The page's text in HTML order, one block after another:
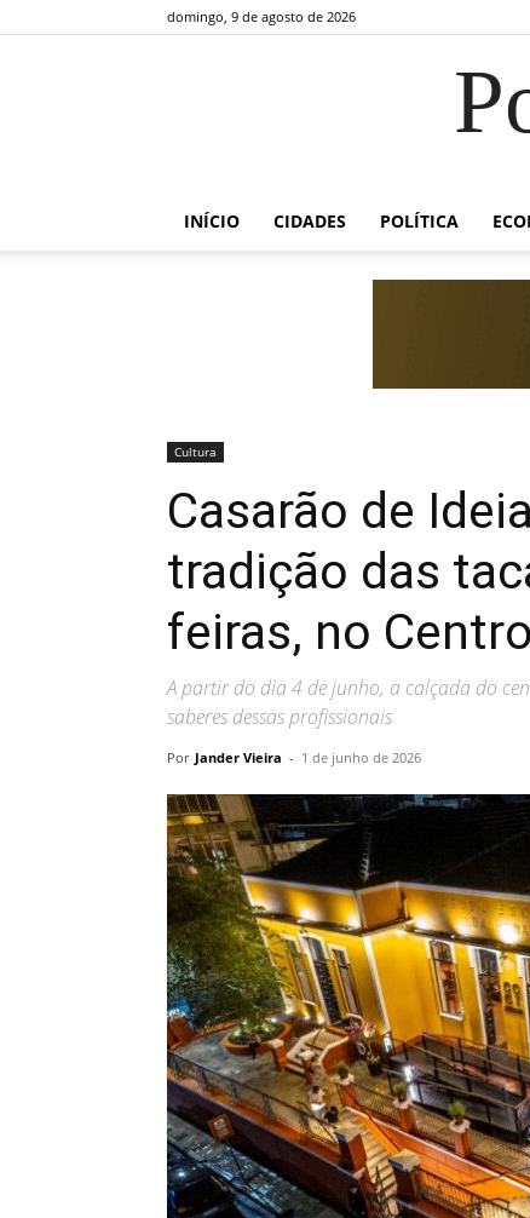
domingo, 9 de agosto de 2026
INÍCIO CIDADES POLÍTICA
Cultura
Casarão de
tradição das
feiras, no
A partir do dia 4 de junho, a calçada do
saberes dessas profissionais
Por Jander Vieira - 1 de junho de 2026